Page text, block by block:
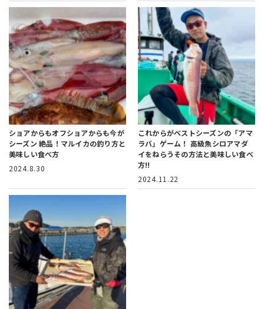
ショアからもオフショアからも今が
シーズン絶品！マルイカの釣り方と
美味しい食べ方
2024.8.30
これからがベストシーズンの「アマ
ラバ」ゲーム！ 高級魚シロアマダ
イをねらうその方法と美味しい食べ
方!!
2024.11.22